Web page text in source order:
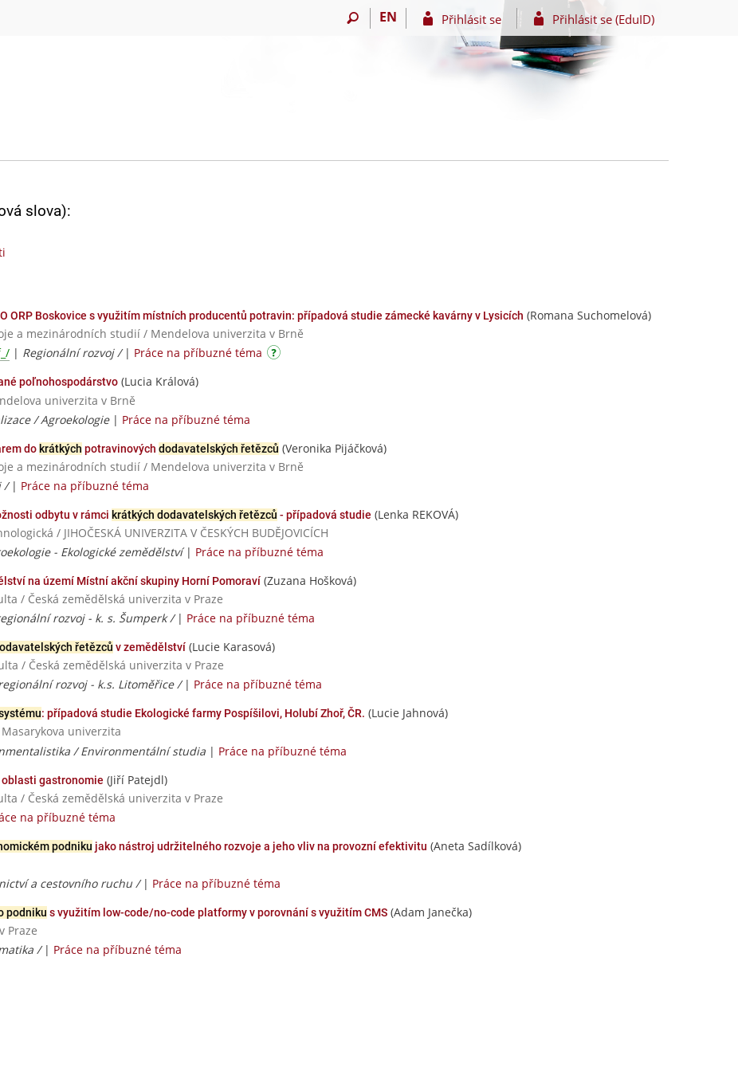
EN Přihlásit se Přihlásit se (EduID)
slova):
ORP Boskovice s využitím místních producentů potravin: případová studie zámecké kavárny v Lysicích (Romana Suchomelová)
a mezinárodních studií / Mendelova univerzita v Brně
| Regionální rozvoj / | Práce na příbuzné téma
poľnohospodárstvo (Lucia Králová)
univerzita v Brně
/ Agroekologie| Práce na příbuzné téma
do krátkých potravinových dodavatelských řetězců (Veronika Pijáčková)
a mezinárodních studií / Mendelova univerzita v Brně
/ | Práce na příbuzné téma
odbytu v rámci krátkých dodavatelských řetězců - případová studie (Lenka REKOVÁ)
/ JIHOČESKÁ UNIVERZITA V ČESKÝCH BUDĚJOVICÍCH
- Ekologické zemědělství| Práce na příbuzné téma
na území Místní akční skupiny Horní Pomoraví (Zuzana Hošková)
/ Česká zemědělská univerzita v Praze
rozvoj - k. s. Šumperk / | Práce na příbuzné téma
řetězců v zemědělství (Lucie Karasová)
/ Česká zemědělská univerzita v Praze
rozvoj - k.s. Litoměřice / | Práce na příbuzné téma
: případová studie Ekologické farmy Pospíšilovi, Holubí Zhoř, ČR. (Lucie Jahnová)
univerzita
/ Environmentální studia | Práce na příbuzné téma
oblasti gastronomie (Jiří Patejdl)
/ Česká zemědělská univerzita v Praze
na příbuzné téma
podniku jako nástroj udržitelného rozvoje a jeho vliv na provozní efektivitu (Aneta Sadílková)
a cestovního ruchu / | Práce na příbuzné téma
podniku s využitím low-code/no-code platformy v porovnání s využitím CMS (Adam Janečka)
Praze
/ | Práce na příbuzné téma